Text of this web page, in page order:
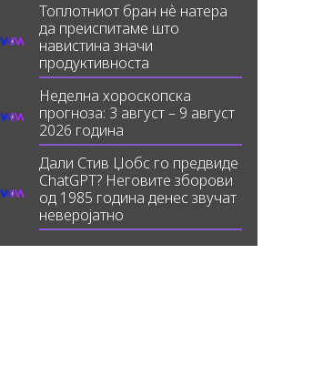
Топлотниот бран нè натера
да преиспитаме што
навистина значи
продуктивноста
Неделна хороскопска
прогноза: 3 август – 9 август
2026 година
Дали Стив Џобс го предвиде
ChatGPT? Неговите зборови
од 1985 година денес звучат
неверојатно